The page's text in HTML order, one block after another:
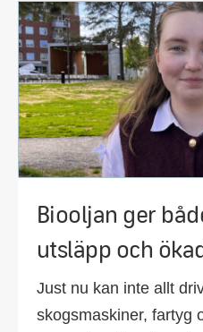
Biooljan ger
utsläpp och
Just nu kan inte allt
skogsmaskiner, fartyg